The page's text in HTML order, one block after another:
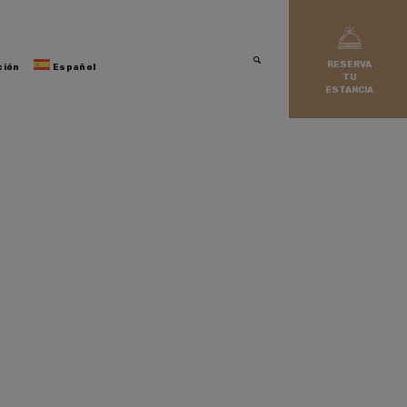
Español
RESERVA
TU
ESTANCIA